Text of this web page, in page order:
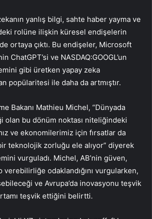
yanlış bilgi, sahte haber yayma ve
rolüne ilişkin küresel endişelerin
ortaya çıktı. Bu endişeler, Microsoft
ChatGPT’si ve NASDAQ:GOOGL’un
gibi üretken yapay zeka
popülaritesi ile daha da artmıştır.
Bakanı Mathieu Michel, “Dünyada
olan bu dönüm noktası niteliğindeki
ve ekonomilerimiz için fırsatlar da
teknolojik zorluğu ele alıyor” diyerek
vurguladı. Michel, AB’nin güven,
verebilirliğe odaklandığını vurgularken,
ve Avrupa’da inovasyonu teşvik
teşvik ettiğini belirtti.